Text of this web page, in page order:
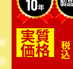
実質
価格 税込